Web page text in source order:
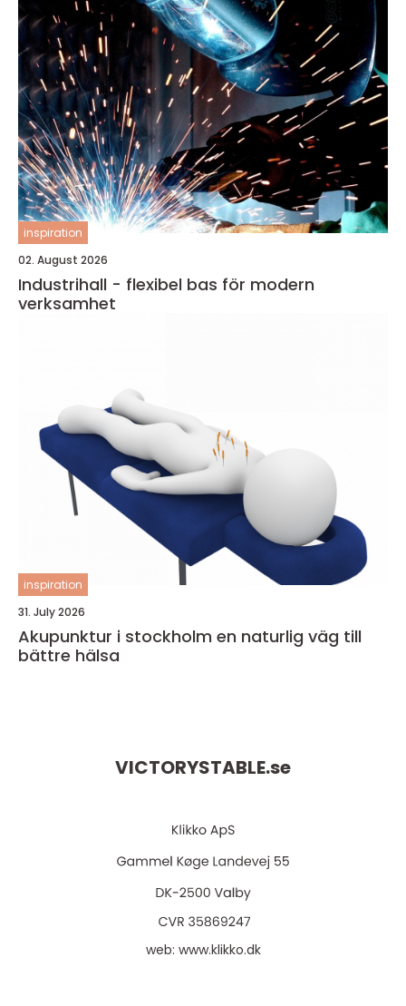
inspiration
02. August 2026
Industrihall - flexibel bas för modern
verksamhet
inspiration
31. July 2026
Akupunktur i stockholm en naturlig väg till
bättre hälsa
VICTORYSTABLE.se
web: www.klikko.dk